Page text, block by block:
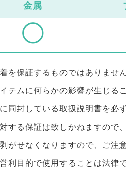
金属
を保証するものではありません
テムに何らかの影響が生じる
同封している取扱説明書を必
する保証は致しかねますので
がせなくなりますので、ご注
利目的で使用することは法律